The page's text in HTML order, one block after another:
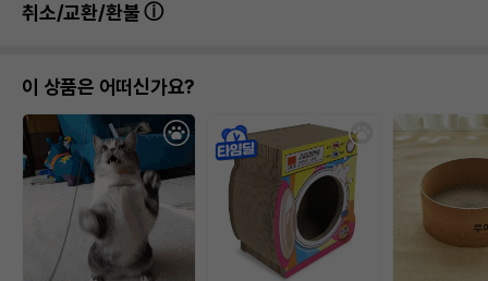
취소/교환/환불
이 상품은 어떠신가요?